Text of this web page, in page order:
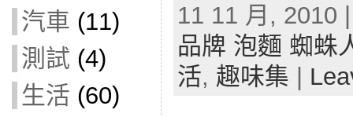
汽車 (11)
測試 (4)
生活 (60)
11 11 月, 2010
品牌 泡麵 蜘蛛
活, 趣味集 |